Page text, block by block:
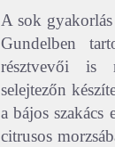
A sok
Gundelben
résztvevői is
selejtezőn
a bájos szakács
citrusos